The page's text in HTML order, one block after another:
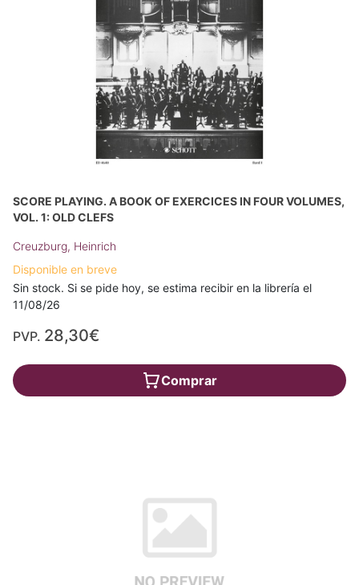
SCORE PLAYING. A BOOK OF EXERCICES IN FOUR VOLUMES,
VOL. 1: OLD CLEFS
Creuzburg, Heinrich
Disponible en breve
Sin stock. Si se pide hoy, se estima recibir en la librería el
11/08/26
PVP. 28,30€
Comprar